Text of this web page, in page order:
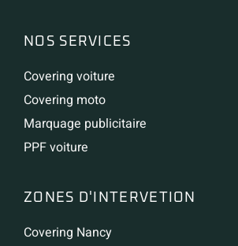
NOS SERVICES
Covering voiture
Covering moto
Marquage publicitaire
PPF voiture
ZONES D'INTERVETION
Covering Nancy